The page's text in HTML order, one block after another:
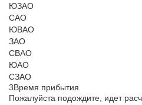
ЮЗАО
САО
ЮВАО
ЗАО
СВАО
ЮАО
СЗАО
3Время прибытия
Пожалуйста подождите, идет